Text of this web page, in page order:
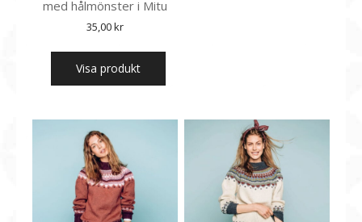
med hålmönster i Mitu
35,00kr
Visa produkt